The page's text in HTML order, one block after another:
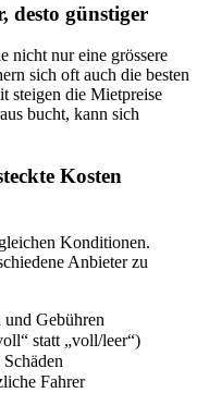
desto günstiger
nicht nur eine grössere
sich oft auch die besten
steigen die Mietpreise
bucht, kann sich
Kosten
Konditionen.
Anbieter zu
Gebühren
statt „voll/leer“)
Fahrer